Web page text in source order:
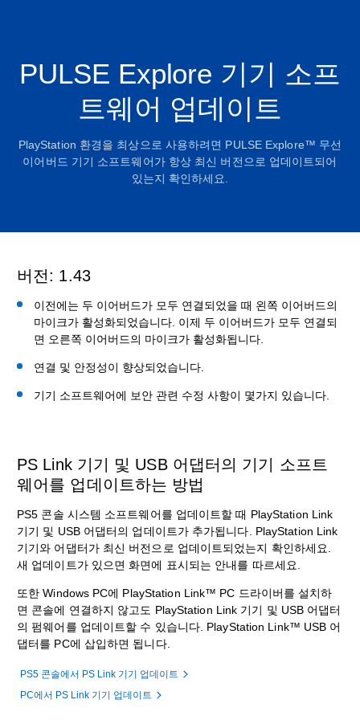
PULSE Explore 기기 소프
트웨어 업데이트
PlayStation 환경을 최상으로 사용하려면 PULSE Explore™ 무선
이어버드 기기 소프트웨어가 항상 최신 버전으로 업데이트되어
있는지 확인하세요.
버전: 1.43
이전에는 두 이어버드가 모두 연결되었을 때 왼쪽 이어버드의
마이크가 활성화되었습니다. 이제 두 이어버드가 모두 연결되
면 오른쪽 이어버드의 마이크가 활성화됩니다.
연결 및 안정성이 향상되었습니다.
기기 소프트웨어에 보안 관련 수정 사항이 몇가지 있습니다.
PS Link 기기 및 USB 어댑터의 기기 소프트
웨어를 업데이트하는 방법
PS5 콘솔 시스템 소프트웨어를 업데이트할 때 PlayStation Link
기기 및 USB 어댑터의 업데이트가 추가됩니다. PlayStation Link
기기와 어댑터가 최신 버전으로 업데이트되었는지 확인하세요.
새 업데이트가 있으면 화면에 표시되는 안내를 따르세요.
또한 Windows PC에 PlayStation Link™ PC 드라이버를 설치하
면 콘솔에 연결하지 않고도 PlayStation Link 기기 및 USB 어댑터
의 펌웨어를 업데이트할 수 있습니다. PlayStation Link™ USB 어
댑터를 PC에 삽입하면 됩니다.
PS5 콘솔에서 PS Link 기기 업데이트
PC에서 PS Link 기기 업데이트